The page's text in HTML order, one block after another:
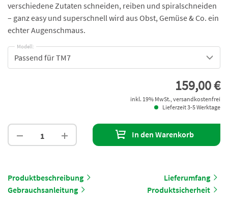
verschiedene Zutaten schneiden, reiben und spiralschneiden
– ganz easy und superschnell wird aus Obst, Gemüse & Co. ein
echter Augenschmaus.
Modell:
Passend für TM7
159,00 €
inkl. 19% MwSt., versandkostenfrei
Lieferzeit 3-5 Werktage
In den Warenkorb
Produktbeschreibung
Lieferumfang
Gebrauchsanleitung
Produktsicherheit